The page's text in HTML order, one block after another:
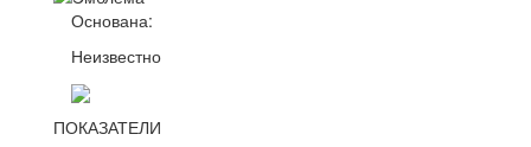
Основана:
Неизвестно
ПОКАЗАТЕЛИ